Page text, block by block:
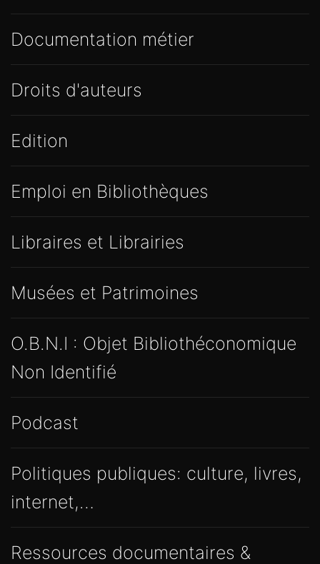
Documentation métier
Droits d'auteurs
Edition
Emploi en Bibliothèques
Libraires et Librairies
Musées et Patrimoines
O.B.N.I : Objet Bibliothéconomique
Non Identifié
Podcast
Politiques publiques: culture, livres,
internet,…
Ressources documentaires &